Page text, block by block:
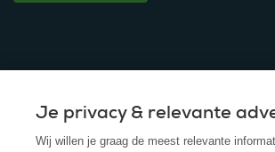
© 2025 - ROS Krediet Service
Je privacy & relevante
Wij willen je graag de meest relevante